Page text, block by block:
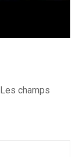
Les champs